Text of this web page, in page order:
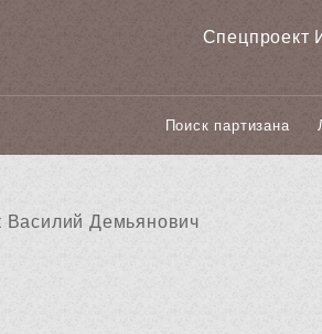
Спецпроект
Поиск партизана
Василий Демьянович